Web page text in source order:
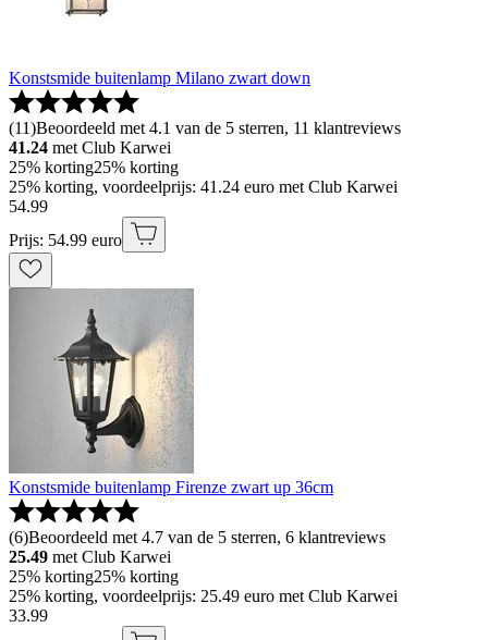
Konstsmide buitenlamp Milano zwart down
(11)Beoordeeld met 4.1 van de 5 sterren, 11 klantreviews
41.24 met Club Karwei
25% korting25% korting
25% korting, voordeelprijs: 41.24 euro met Club Karwei
54.99
Prijs: 54.99 euro
Konstsmide buitenlamp Firenze zwart up 36cm
(6)Beoordeeld met 4.7 van de 5 sterren, 6 klantreviews
25.49 met Club Karwei
25% korting25% korting
25% korting, voordeelprijs: 25.49 euro met Club Karwei
33.99